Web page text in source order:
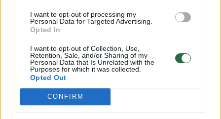
I want to opt-out of processing my
Personal Data for Targeted Advertising.
Opted In
I want to opt-out of Collection, Use,
Retention, Sale, and/or Sharing of my
Personal Data that Is Unrelated with the
Purposes for which it was collected.
Opted Out
CONFIRM